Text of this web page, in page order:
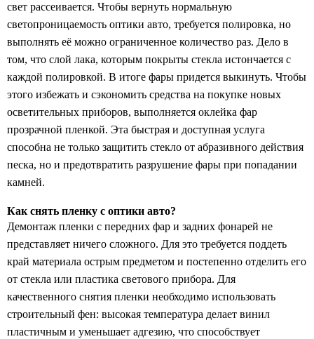
свет рассеивается. Чтобы вернуть нормальную
светопроницаемость оптики авто, требуется полировка, но
выполнять её можно ограниченное количество раз. Дело в
том, что слой лака, которым покрыты стекла истончается с
каждой полировкой. В итоге фары придется выкинуть. Чтобы
этого избежать и сэкономить средства на покупке новых
осветительных приборов, выполняется оклейка фар
прозрачной пленкой. Эта быстрая и доступная услуга
способна не только защитить стекло от абразивного действия
песка, но и предотвратить разрушение фары при попадании
камней.
Как снять пленку с оптики авто?
Демонтаж пленки с передних фар и задних фонарей не
представляет ничего сложного. Для это требуется поддеть
край материала острым предметом и постепенно отделить его
от стекла или пластика светового прибора. Для
качественного снятия пленки необходимо использовать
строительный фен: высокая температура делает винил
пластичным и уменьшает адгезию, что способствует